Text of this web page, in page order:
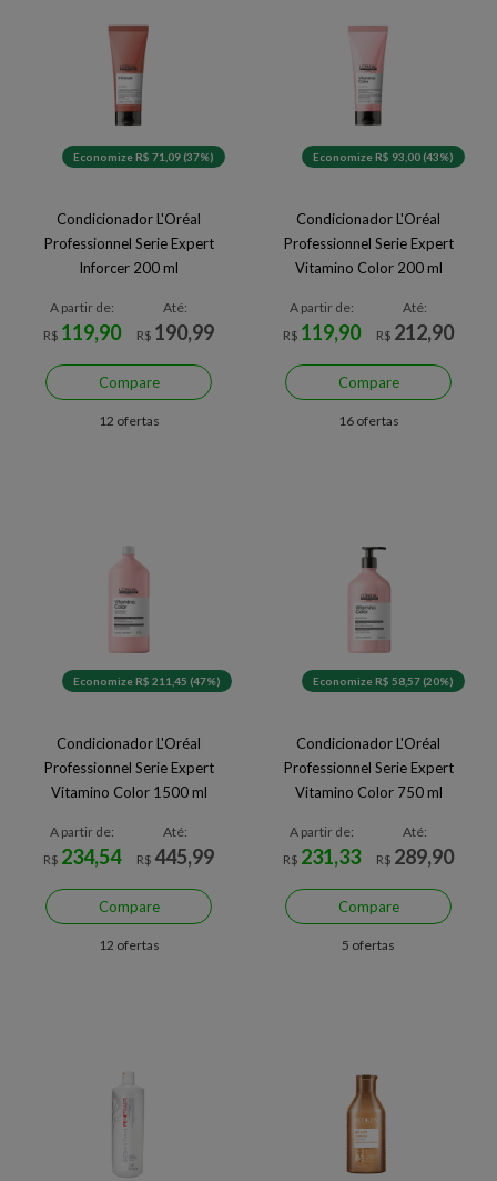
Economize R$ 71,09 (37%)
Condicionador L'Oréal
Professionnel Serie Expert
Inforcer 200 ml
A partir de:
R$ 119,90
Até:
R$ 190,99
Compare
12 ofertas
Economize R$ 93,00 (43%)
Condicionador L'Oréal
Professionnel Serie Expert
Vitamino Color 200 ml
A partir de:
R$ 119,90
Até:
R$ 212,90
Compare
16 ofertas
Economize R$ 211,45 (47%)
Condicionador L'Oréal
Professionnel Serie Expert
Vitamino Color 1500 ml
A partir de:
R$ 234,54
Até:
R$ 445,99
Compare
12 ofertas
Economize R$ 58,57 (20%)
Condicionador L'Oréal
Professionnel Serie Expert
Vitamino Color 750 ml
A partir de:
R$ 231,33
Até:
R$ 289,90
Compare
5 ofertas